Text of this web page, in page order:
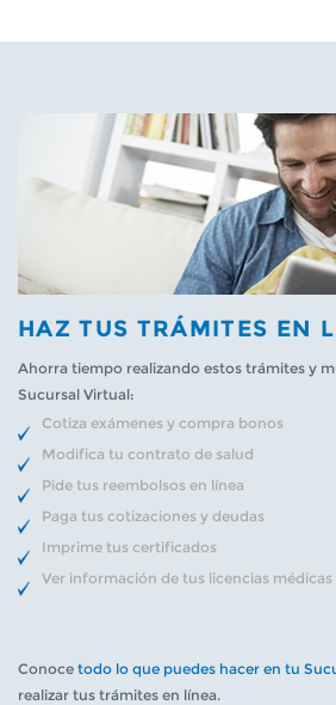
HAZ TUS TRÁMITES EN
Ahorra tiempo realizando estos trámites y
Sucursal Virtual:
Cotiza exámenes y compra bonos
Modifica tu contrato de salud
Pide tus reembolsos en línea
Paga tus cotizaciones y deudas
Imprime tus certificados
Ver información de tus licencias médicas
Conoce todo lo que puedes hacer en tu
realizar tus trámites en línea.